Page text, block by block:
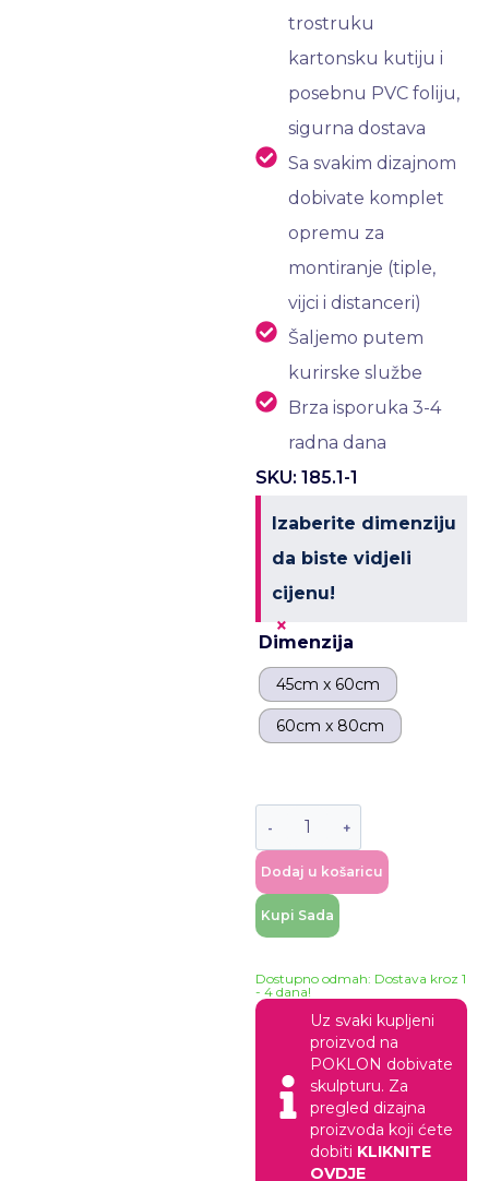
trostruku
kartonsku kutiju i
posebnu PVC foliju,
sigurna dostava
Sa svakim dizajnom
dobivate komplet
opremu za
montiranje (tiple,
vijci i distanceri)
Šaljemo putem
kurirske službe
Brza isporuka 3-4
radna dana
SKU: 185.1-1
Izaberite dimenziju
da biste vidjeli
cijenu!
×
Dimenzija
45cm x 60cm
60cm x 80cm
Dodaj u košaricu
Kupi Sada
Dostupno odmah: Dostava kroz 1
- 4 dana!
Uz svaki kupljeni
proizvod na
POKLON dobivate
skulpturu. Za
pregled dizajna
proizvoda koji ćete
dobiti KLIKNITE
OVDJE